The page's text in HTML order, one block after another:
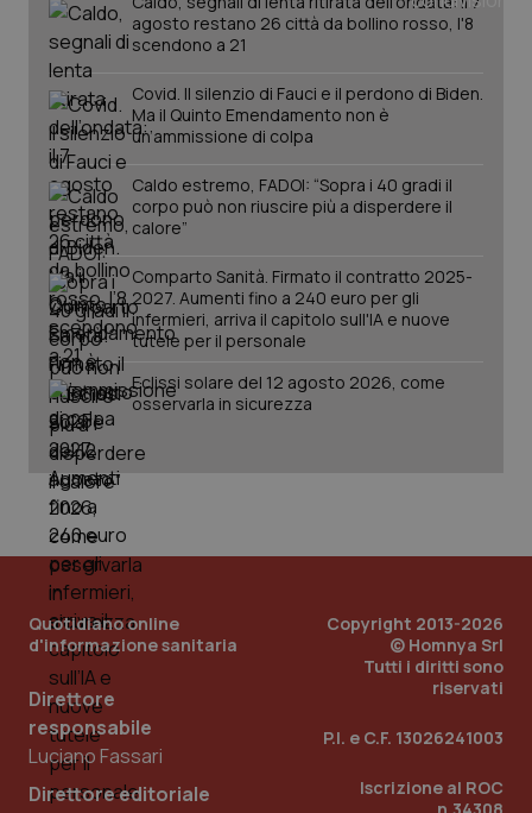
agosto restano 26 città da bollino rosso, l'8
scendono a 21
Covid. Il silenzio di Fauci e il perdono di Biden.
Ma il Quinto Emendamento non è
un’ammissione di colpa
Caldo estremo, FADOI: “Sopra i 40 gradi il
corpo può non riuscire più a disperdere il
calore”
Comparto Sanità. Firmato il contratto 2025-
2027. Aumenti fino a 240 euro per gli
infermieri, arriva il capitolo sull'IA e nuove
tutele per il personale
Eclissi solare del 12 agosto 2026, come
osservarla in sicurezza
Quotidiano online
d'informazione sanitaria
Direttore
responsabile
Luciano Fassari
Direttore editoriale
Copyright 2013-2026
© Homnya Srl
Tutti i diritti sono
riservati
P.I. e C.F. 13026241003
Iscrizione al ROC
session-id
_ga
PHPSESSID
PHP.net